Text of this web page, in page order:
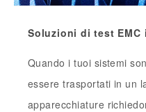
Soluzioni di test
Quando i tuoi sistemi
essere trasportati in un
apparecchiature